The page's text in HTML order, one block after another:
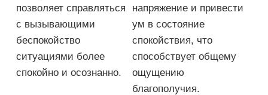
позволяет справляться
с вызывающими
беспокойство
ситуациями более
спокойно и осознанно.
напряжение и привести
ум в состояние
спокойствия, что
способствует общему
ощущению
благополучия.